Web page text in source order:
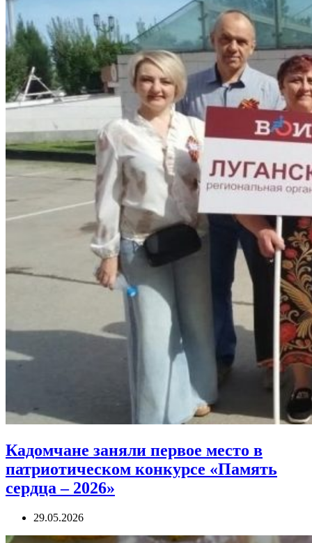
Кадомчане заняли первое место в
патриотическом конкурсе «Память
сердца – 2026»
29.05.2026